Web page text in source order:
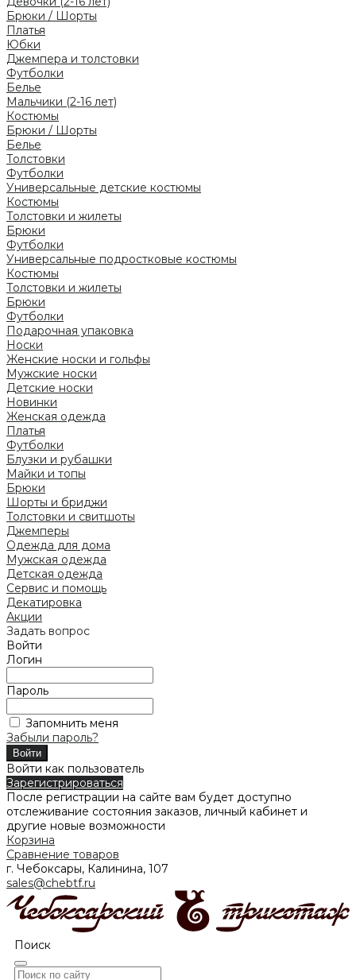
Брюки / Шорты
Платья
Юбки
Джемпера и толстовки
Футболки
Белье
Мальчики (2-16 лет)
Костюмы
Брюки / Шорты
Белье
Толстовки
Футболки
Универсальные детские костюмы
Костюмы
Толстовки и жилеты
Брюки
Футболки
Универсальные подростковые костюмы
Костюмы
Толстовки и жилеты
Брюки
Футболки
Подарочная упаковка
Носки
Женские носки и гольфы
Мужские носки
Детские носки
Новинки
Женская одежда
Платья
Футболки
Блузки и рубашки
Майки и топы
Брюки
Шорты и бриджи
Толстовки и свитшоты
Джемперы
Одежда для дома
Мужская одежда
Детская одежда
Сервис и помощь
Декатировка
Акции
Задать вопрос
Войти
Логин
Пароль
Запомнить меня
Забыли пароль?
Войти как пользователь
Зарегистрироваться
После регистрации на сайте вам будет доступно
отслеживание состояния заказов, личный кабинет и
другие новые возможности
Корзина
Сравнение товаров
г. Чебоксары, Калинина, 107
sales@chebtf.ru
Поиск